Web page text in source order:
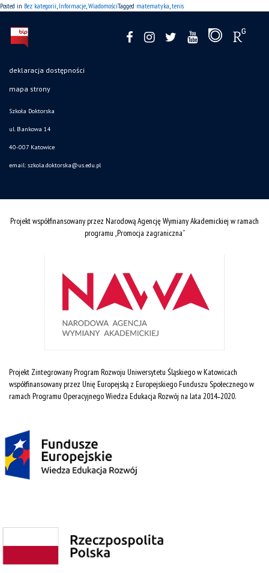
Posted in Bez kategorii Informacje WiadomościTagged matematyka tenis
deklaracja dostępności
mapa strony
Szkoła Doktorska
ul. Bankowa 14
40-007 Katowice
email: szkola.doktorska@us.edu.pl
Projekt współfinansowany przez Narodową Agencję Wymiany Akademickiej w ramach
programu „Promocja zagraniczna”
Projekt Zintegrowany Program Rozwoju Uniwersytetu Śląskiego w Katowicach
współfinansowany przez Unię Europejską z Europejskiego Funduszu Społecznego w
ramach Programu Operacyjnego Wiedza Edukacja Rozwój na lata 2014˗2020.